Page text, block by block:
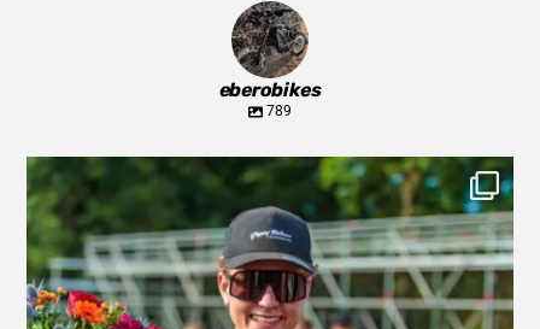
eberobikes
789